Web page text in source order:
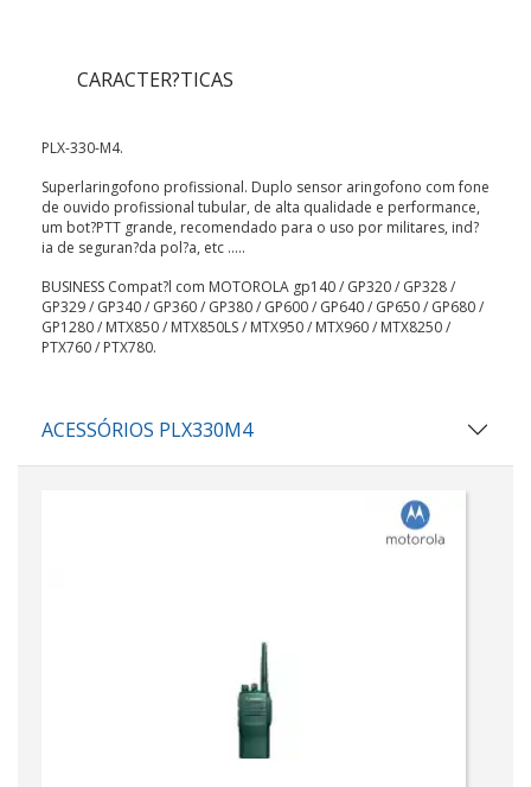
CARACTER?TICAS
PLX-330-M4.
Superlaringofono profissional. Duplo sensor aringofono com fone
de ouvido profissional tubular, de alta qualidade e performance,
um bot?PTT grande, recomendado para o uso por militares, ind?
ia de seguran?da pol?a, etc .....
BUSINESS Compat?l com MOTOROLA gp140 / GP320 / GP328 /
GP329 / GP340 / GP360 / GP380 / GP600 / GP640 / GP650 / GP680 /
GP1280 / MTX850 / MTX850LS / MTX950 / MTX960 / MTX8250 /
PTX760 / PTX780.
ACESSÓRIOS PLX330M4